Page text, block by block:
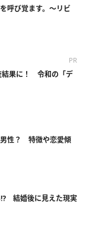
呼び覚ます。～リビ
PR
結果に！ 令和の「デ
男性？ 特徴や恋愛傾
⁉ 結婚後に見えた現実